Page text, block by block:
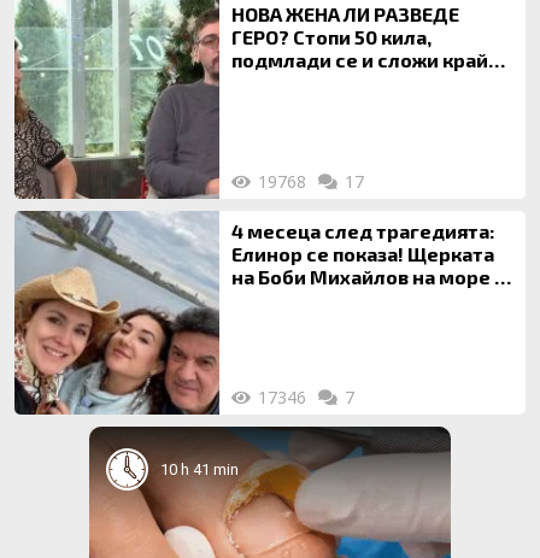
НОВА ЖЕНА ЛИ РАЗВЕДЕ
ГЕРО? Стопи 50 кила,
подмлади се и сложи край
19768 17
4 месеца след трагедията:
Елинор се показа! Щерката
на Боби Михайлов на море с
17346 7
10 h 41 min